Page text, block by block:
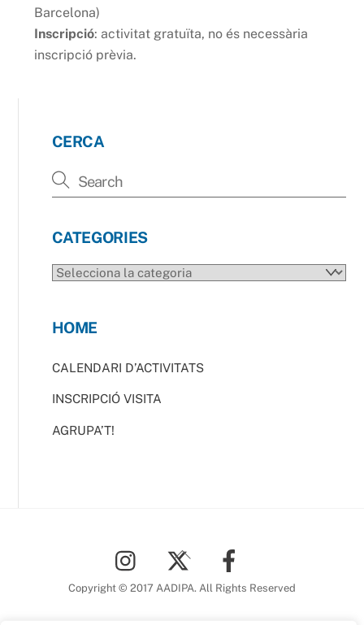
Barcelona)
Inscripció: activitat gratuïta, no és necessària
inscripció prèvia.
CERCA
CATEGORIES
CATEGORIES
HOME
CALENDARI D’ACTIVITATS
INSCRIPCIÓ VISITA
AGRUPA’T!
To
Top
Copyright © 2017 AADIPA. All Rights Reserved